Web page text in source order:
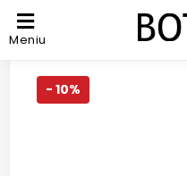
Meniu
- 10%